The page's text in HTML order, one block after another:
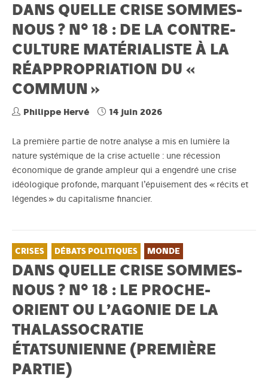
DANS QUELLE CRISE SOMMES-
NOUS ? N° 18 : DE LA CONTRE-
CULTURE MATÉRIALISTE À LA
RÉAPPROPRIATION DU «
COMMUN »
Philippe Hervé 14 juin 2026
La première partie de notre analyse a mis en lumière la
nature systémique de la crise actuelle : une récession
économique de grande ampleur qui a engendré une crise
idéologique profonde, marquant l’épuisement des « récits et
légendes » du capitalisme financier.
CRISES DÉBATS POLITIQUES MONDE
DANS QUELLE CRISE SOMMES-
NOUS ? N° 18 : LE PROCHE-
ORIENT OU L’AGONIE DE LA
THALASSOCRATIE
ÉTATSUNIENNE (PREMIÈRE
PARTIE)